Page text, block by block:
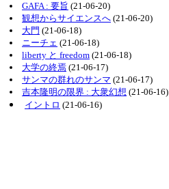
GAFA : 要旨 (21-06-20)
観想からサイエンスへ (21-06-20)
大門 (21-06-18)
ニーチェ (21-06-18)
liberty と freedom (21-06-18)
大学の終焉 (21-06-17)
サンマの群れのサンマ (21-06-17)
吉本隆明の限界 : 大衆幻想 (21-06-16)
イントロ (21-06-16)